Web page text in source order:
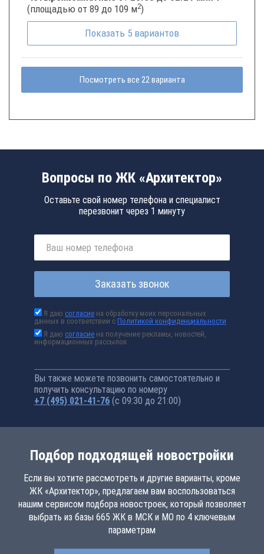
(площадью от 89 до 109 м2)
Показать 5 вариантов
Посмотреть все 22 варианта
Вопросы по ЖК «Архитектор»
Оставьте свой номер телефона и специалист
перезвонит через 1 минуту
Заказать звонок
Я даюсогласие на обработку моих персональных
данных в соответствии сПолитикой конфиденциальности
Я даюсогласие на получение рекламы, новостей,
информационных рассылок
Вы также можете позвонить самостоятельно и
получить консультацию по номеру
+7 (495) 021-41-76 (с 09:30 до 21:00)
Подбор подходящей новостройки
Если вы хотите рассмотреть и другие варианты, кроме
ЖК «Архитектор», предлагаем вам воспользоваться
нашим сервисом подбора новостроек, который позволяет
выбрать из базы 665 ЖК в МСК и МО по 4 ключевым
параметрам